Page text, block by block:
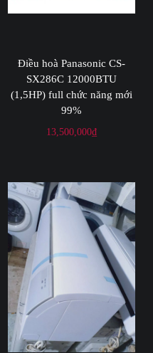
Điều hoà Panasonic CS-
SX286C 12000BTU
(1,5HP) full chức năng mới
99%
13,500,000₫